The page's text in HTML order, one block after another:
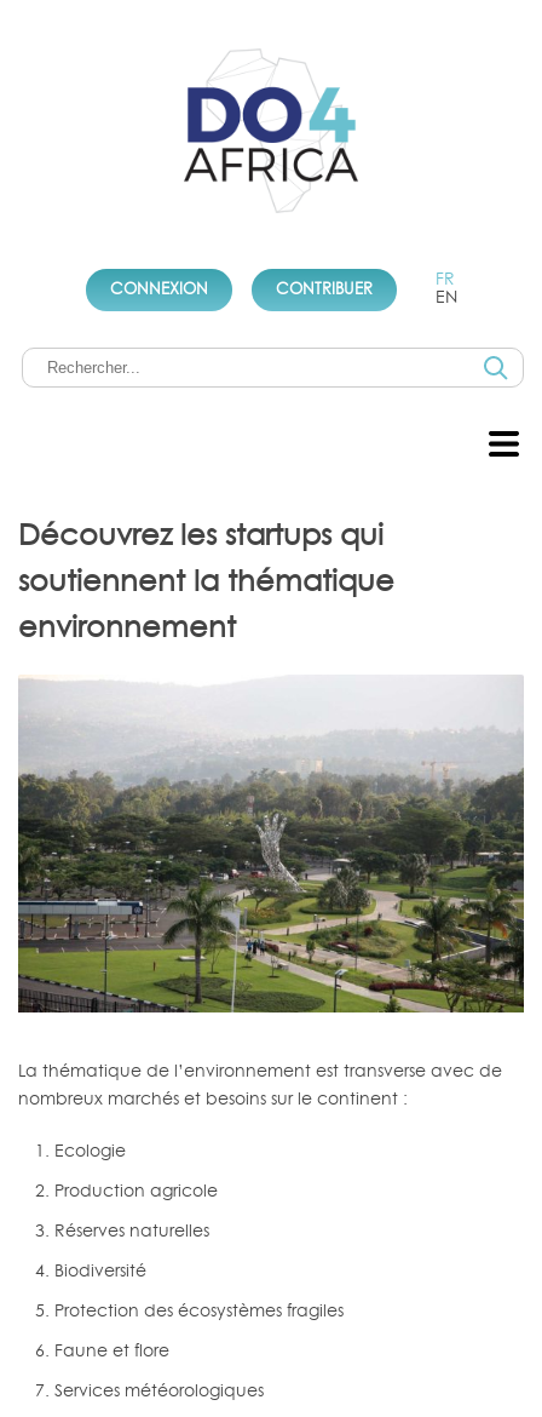
CONNEXION CONTRIBUER
FR
EN
Découvrez les startups qui
soutiennent la thématique
environnement
La thématique de l’environnement est transverse avec de
nombreux marchés et besoins sur le continent :
Ecologie
Production agricole
Réserves naturelles
Biodiversité
Protection des écosystèmes fragiles
Faune et flore
Services météorologiques